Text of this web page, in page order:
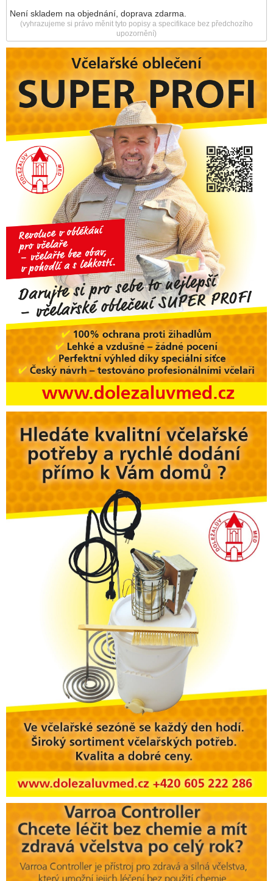
Není skladem na objednání, doprava zdarma.
(vyhrazujeme si právo měnit tyto popisy a specifikace bez předchozího
upozornění)